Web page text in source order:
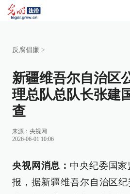
反腐倡廉 >
新疆维吾尔自治区
理总队总队长张建
查
来源： 央视网
2026-06-01 10:06
央视网消息： 中央纪委国
报，据新疆维吾尔自治区